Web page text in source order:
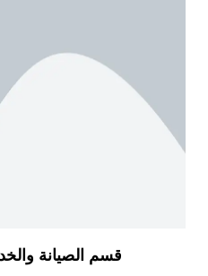
قسم الصيانة